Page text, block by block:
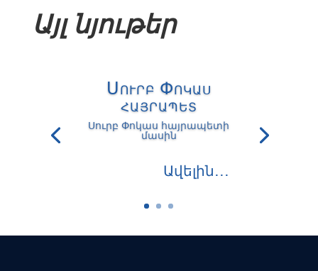
Այլ նյութեր
Սուրբ Փոկաս
հայրապետ
Սուրբ Փոկաս հայրապետի
մասին
Ավելին․․․